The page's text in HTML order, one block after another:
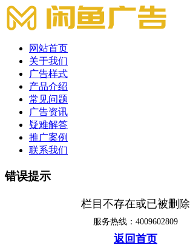
网站首页
关于我们
广告样式
产品介绍
常见问题
广告资讯
疑难解答
推广案例
联系我们
错误提示
栏目不存在或已被删除
服务热线：4009602809
返回首页